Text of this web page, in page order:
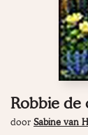
Robbie de
door Sabine van